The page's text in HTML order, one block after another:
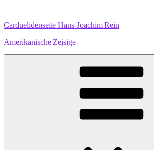
springen
Carduelidenseite Hans-Joachim Rein
Amerikanische Zeisige